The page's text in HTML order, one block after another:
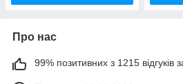
Про нас
99% позитивних з 1215 відгуків